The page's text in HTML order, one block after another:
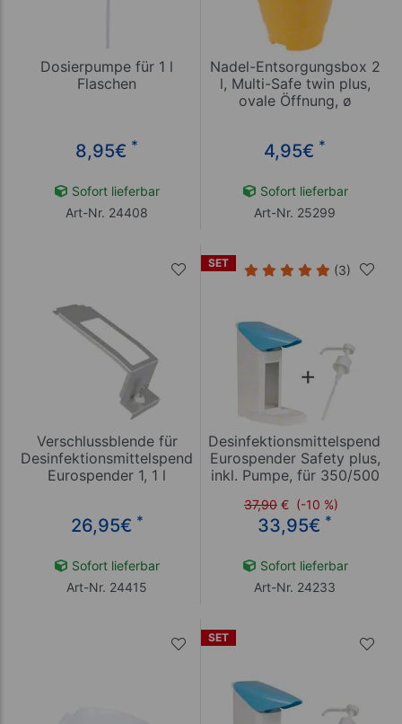
Dosierpumpe für 1 l
Flaschen
8,95€ *
Sofort lieferbar
Art-Nr. 24408
Nadel-Entsorgungsbox 2
l, Multi-Safe twin plus,
ovale Öffnung, ø
4,95€ *
Sofort lieferbar
Art-Nr. 25299
Verschlussblende für
Desinfektionsmittelspender
Eurospender 1, 1 l
26,95€ *
Sofort lieferbar
Art-Nr. 24415
SET (3)
Desinfektionsmittelspender
Eurospender Safety plus,
inkl. Pumpe, für 350/500
37,90 € (-10 %)
33,95€ *
Sofort lieferbar
Art-Nr. 24233
SET